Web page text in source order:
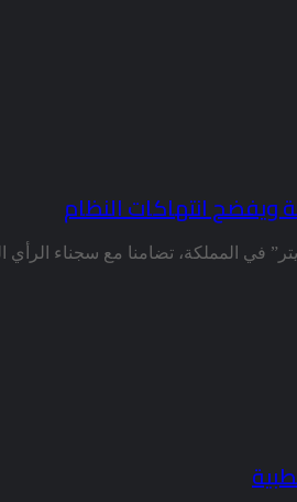
ويفضح انتهاكات النظام
في المملكة، تضامنا مع سجناء